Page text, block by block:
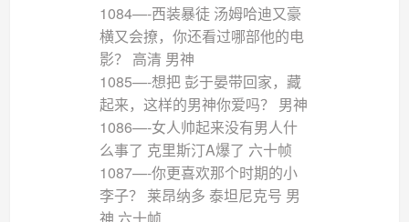
1084—-西装暴徒 汤姆哈迪又豪
横又会撩，你还看过哪部他的电
影？ 高清 男神
1085—-想把 彭于晏带回家，藏
起来，这样的男神你爱吗？ 男神
1086—-女人帅起来没有男人什
么事了 克里斯汀A爆了 六十帧
1087—-你更喜欢那个时期的小
李子？ 莱昂纳多 泰坦尼克号 男